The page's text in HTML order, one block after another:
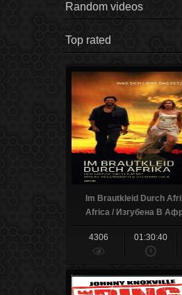
Random videos
Top rated
Im Brautkleid Durch
Africa / Изгубена В
4306 01:30:40